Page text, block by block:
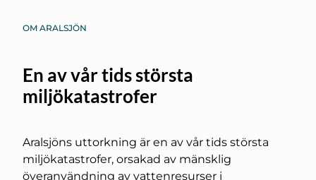
OM ARALSJÖN
En av vår tids största
miljökatastrofer
Aralsjöns uttorkning är en av vår tids största
miljökatastrofer, orsakad av mänsklig
överanvändning av vattenresurser i